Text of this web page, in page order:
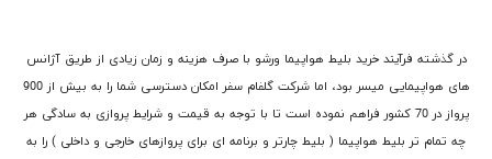
در گذشته فرآیند خرید بلیط هواپیما ورشو با صرف هزینه و زمان زیادی از طریق آژانس
های هواپیمایی میسر بود، اما شرکت گلفام سفر امکان دسترسی شما را به بیش از 900
پرواز در 70 کشور فراهم نموده است تا با توجه به قیمت و شرایط پروازی به سادگی هر
چه تمام تر بلیط هواپیما ( بلیط چارتر و برنامه ای برای پروازهای خارجی و داخلی ) را به